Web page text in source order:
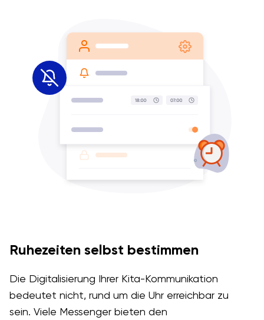
Ruhezeiten selbst bestimmen
Die Digitalisierung Ihrer Kita-Kommunikation
bedeutet nicht, rund um die Uhr erreichbar zu
sein. Viele Messenger bieten den